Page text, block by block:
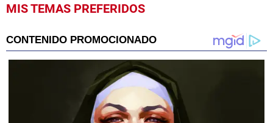
MIS TEMAS PREFERIDOS